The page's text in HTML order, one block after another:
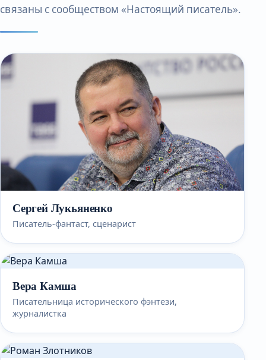
связаны с сообществом «Настоящий писатель».
Сергей Лукьяненко
Писатель-фантаст, сценарист
Вера Камша
Писательница исторического фэнтези,
журналистка